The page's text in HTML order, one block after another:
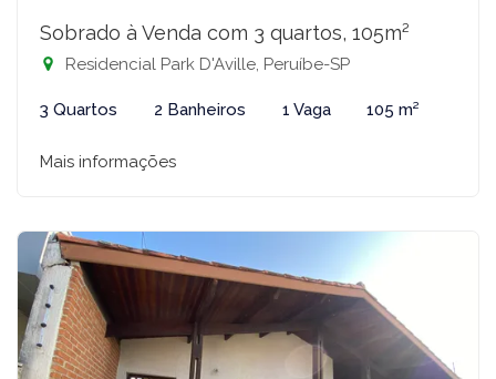
Sobrado à Venda com 3 quartos, 105m²
Residencial Park D'Aville, Peruíbe-SP
3 Quartos 2 Banheiros 1 Vaga 105 m²
Mais informações